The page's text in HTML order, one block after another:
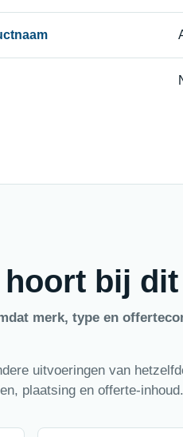
bij
merk, type en
uitvoeringen van
plaatsing en offerte-inhoud.